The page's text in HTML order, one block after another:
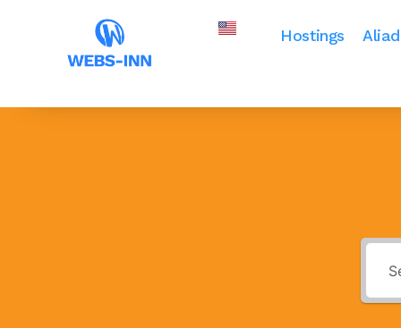
Hostings